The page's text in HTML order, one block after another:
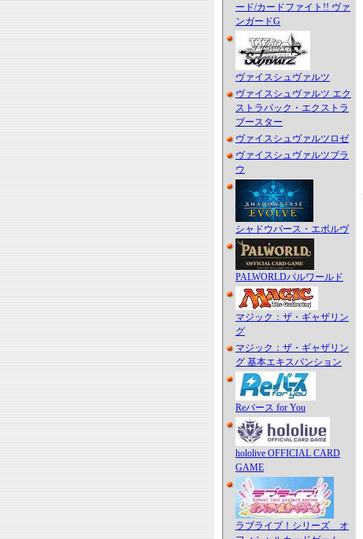
ード/カードファイト!! ヴァ
ンガードG
ヴァイスシュヴァルツ
ヴァイスシュヴァルツ エク
ストラパック・エクストラ
ブースター
ヴァイスシュヴァルツロゼ
ヴァイスシュヴァルツブラ
ウ
シャドウバース・エボルヴ
PALWORLDパルワールド
マジック：ザ・ギャザリン
グ
マジック：ザ・ギャザリン
グ 基本エキスパンション
Reバース for You
hololive OFFICIAL CARD
GAME
ラブライブ！シリーズ オ